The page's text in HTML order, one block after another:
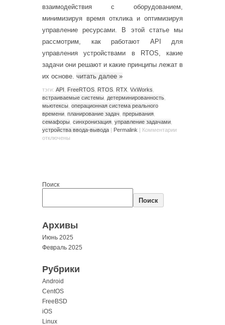
взаимодействия с оборудованием,
минимизируя время отклика и оптимизируя
управление ресурсами. В этой статье мы
рассмотрим, как работают API для
управления устройствами в RTOS, какие
задачи они решают и какие принципы лежат в
их основе. читать далее »
тэги: API FreeRTOS RTOS RTX VxWorks
встраиваемые системы детерминированность
мьютексы операционная система реального
времени планирование задач прерывания
семафоры синхронизация управление задачами
устройства ввода-вывода | Permalink | Комментарии
отключены
Поиск
Поиск
Архивы
Июнь 2025
Февраль 2025
Рубрики
Android
CentOS
FreeBSD
iOS
Linux